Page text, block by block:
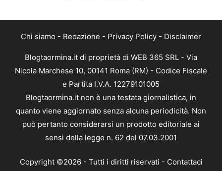
Chi siamo - Redazione - Privacy Policy - Disclaimer
Blogtaormina.it di proprietà di WEB 365 SRL - Via
Nicola Marchese 10, 00141 Roma (RM) - Codice Fiscale
e Partita I.V.A. 12279101005
Blogtaormina.it non è una testata giornalistica, in
quanto viene aggiornato senza alcuna periodicità. Non
può pertanto considerarsi un prodotto editoriale ai
sensi della legge n. 62 del 07.03.2001
Copyright ©2026 - Tutti i diritti riservati - Contattaci